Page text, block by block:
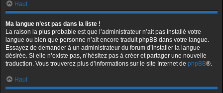
Haut
Ma langue n’est pas dans la liste !
La raison la plus probable est que l’administrateur n’ait pas installé votre
langue ou bien que personne n’ait encore traduit phpBB dans votre langue.
Essayez de demander à un administrateur du forum d’installer la langue
désirée. Si elle n’existe pas, n’hésitez pas à créer et partager une nouvelle
traduction. Vous trouverez plus d’informations sur le site Internet de phpBB®.
Haut